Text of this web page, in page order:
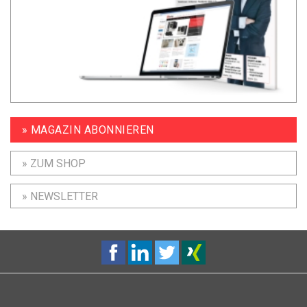
» MAGAZIN ABONNIEREN
» ZUM SHOP
» NEWSLETTER